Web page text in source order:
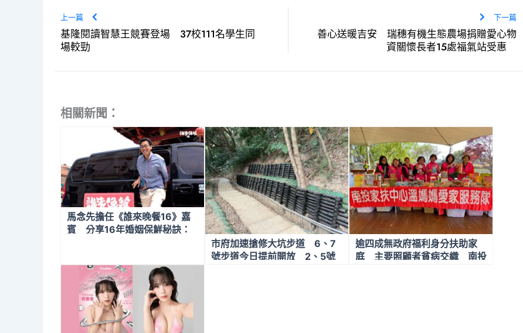
上一篇
基隆閱讀智慧王競賽登場 37校111名學生同
場較勁
下一篇
善心送暖吉安 瑞穗有機生態農場捐贈愛心物
資關懷長者15處福氣站受惠
相關新聞：
馬念先擔任《誰來晚餐16》嘉
賓 分享16年婚姻保鮮秘訣：
市府加速搶修大坑步道 6、7
號步道今日提前開放 2、5號
逾四成無政府福利身分扶助家
庭 主要照顧者貧病交織 南投